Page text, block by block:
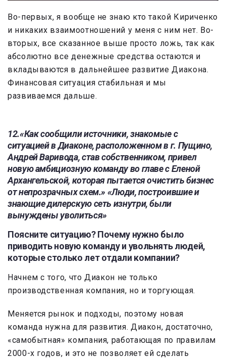
Во-первых, я вообще не знаю кто такой Кириченко
и никаких взаимоотношений у меня с ним нет. Во-
вторых, все сказанное выше просто ложь, так как
абсолютно все денежные средства остаются и
вкладываются в дальнейшее развитие Диакона.
Финансовая ситуация стабильная и мы
развиваемся дальше.
12.«Как сообщили источники, знакомые с
ситуацией в Диаконе, расположенном в г. Пущино,
Андрей Варивода, став собственником, привел
новую амбициозную команду во главе с Еленой
Архангельской, которая пытается очистить бизнес
от непрозрачных схем.» «Люди, построившие и
знающие дилерскую сеть изнутри, были
вынуждены уволиться»
Поясните ситуацию? Почему нужно было
приводить новую команду и увольнять людей,
которые столько лет отдали компании?
Начнем с того, что Диакон не только
производственная компания, но и торгующая.
Меняется рынок и подходы, поэтому новая
команда нужна для развития. Диакон, достаточно,
«самобытная» компания, работающая по правилам
2000-х годов, и это не позволяет ей сделать